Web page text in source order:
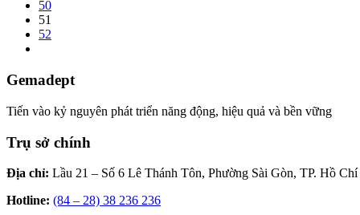
50
51
52
Gemadept
Tiến vào kỷ nguyên phát triển năng động, hiệu quả và bền vững
Trụ sở chính
Địa chỉ: Lầu 21 – Số 6 Lê Thánh Tôn, Phường Sài Gòn, TP. Hồ
Hotline: (84 – 28) 38 236 236